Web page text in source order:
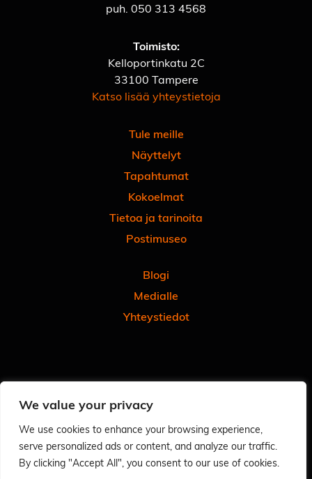
We value your privacy
We use cookies to enhance your browsing experience,
serve personalized ads or content, and analyze our traffic.
By clicking "Accept All", you consent to our use of cookies.
puh. 050 313 4568
Toimisto:
Kelloportinkatu 2C
33100 Tampere
Katso lisää yhteystietoja
Tule meille
Näyttelyt
Tapahtumat
Kokoelmat
Tietoa ja tarinoita
Postimuseo
Blogi
Medialle
Yhteystiedot
Tilaa uutiskirjeemme
Anna meille palautetta
Arvioi käyntisi Googlessa - autat meitä ja muita
Tietosuoja